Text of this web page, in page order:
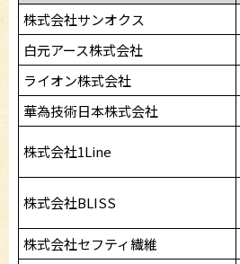
株式会社サンオクス
白元アース株式会社
ライオン株式会社
華為技術日本株式会社
株式会社1Line
株式会社BLISS
株式会社セフティ繊維